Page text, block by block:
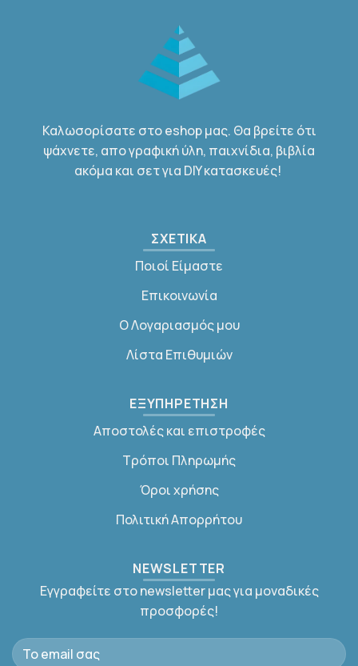
Καλωσορίσατε στο eshop μας. Θα βρείτε ότι
ψάχνετε, απο γραφική ύλη, παιχνίδια, βιβλία
ακόμα και σετ για DIY κατασκευές!
ΣΧΕΤΙΚΑ
Ποιοί Είμαστε
Επικοινωνία
Ο Λογαριασμός μου
Λίστα Επιθυμιών
ΕΞΥΠΗΡΕΤΗΣΗ
Αποστολές και επιστροφές
Τρόποι Πληρωμής
Όροι χρήσης
Πολιτική Απορρήτου
NEWSLETTER
Εγγραφείτε στο newsletter μας για μοναδικές
προσφορές!